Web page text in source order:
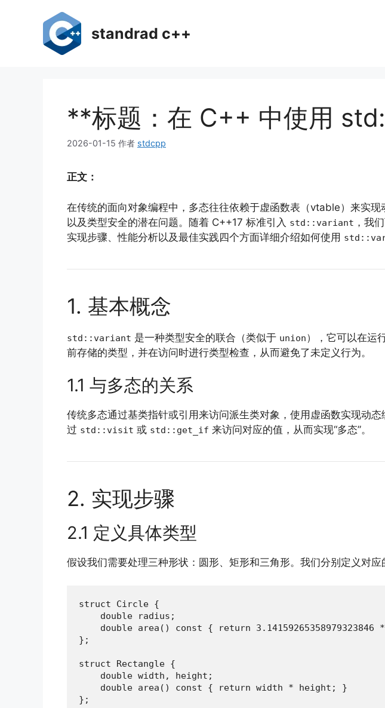
standrad c++
**标题：在 C++ 中使用
2026-01-15 作者 stdcpp
正文：
在传统的面向对象编程中，多态往往依赖于虚函数表（vtable）来实
以及类型安全的潜在问题。随着 C++17 标准引入 std::variant ，我
实现步骤、性能分析以及最佳实践四个方面详细介绍如何使用
1. 基本概念
std::variant 是一种类型安全的联合（类似于 union），它可以在运
前存储的类型，并在访问时进行类型检查，从而避免了未定义行为。
1.1 与多态的关系
传统多态通过基类指针或引用来访问派生类对象，使用虚函数实现动态
过 std::visit 或 std::get_if 来访问对应的值，从而实现“多态”。
2. 实现步骤
2.1 定义具体类型
假设我们需要处理三种形状：圆形、矩形和三角形。我们分别定义对应
struct Circle {
    double radius;
double area() const { return 3.14159265358979323846
};
struct Rectangle {
    double width, height;
    double area() const { return width * height; }
};